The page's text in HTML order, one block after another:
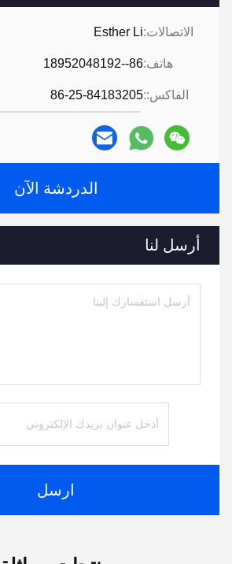
الاتصالات:Esther Li
هاتف:86--18952048192
الفاكس::86-25-84183205
الدردشة الآن
أرسل لنا
ارسل